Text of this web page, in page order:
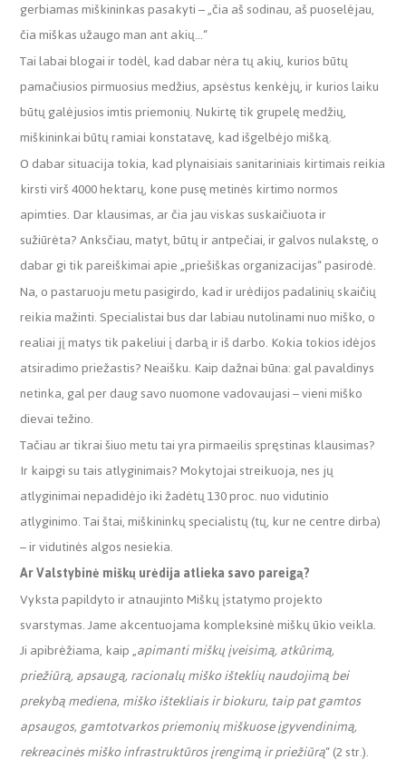
gerbiamas miškininkas pasakyti – „čia aš sodinau, aš puoselėjau,
čia miškas užaugo man ant akių…“
Tai labai blogai ir todėl, kad dabar nėra tų akių, kurios būtų
pamačiusios pirmuosius medžius, apsėstus kenkėjų, ir kurios laiku
būtų galėjusios imtis priemonių. Nukirtę tik grupelę medžių,
miškininkai būtų ramiai konstatavę, kad išgelbėjo mišką.
O dabar situacija tokia, kad plynaisiais sanitariniais kirtimais reikia
kirsti virš 4000 hektarų, kone pusę metinės kirtimo normos
apimties. Dar klausimas, ar čia jau viskas suskaičiuota ir
sužiūrėta? Anksčiau, matyt, būtų ir antpečiai, ir galvos nulakstę, o
dabar gi tik pareiškimai apie „priešiškas organizacijas“ pasirodė.
Na, o pastaruoju metu pasigirdo, kad ir urėdijos padalinių skaičių
reikia mažinti. Specialistai bus dar labiau nutolinami nuo miško, o
realiai jį matys tik pakeliui į darbą ir iš darbo. Kokia tokios idėjos
atsiradimo priežastis? Neaišku. Kaip dažnai būna: gal pavaldinys
netinka, gal per daug savo nuomone vadovaujasi – vieni miško
dievai težino.
Tačiau ar tikrai šiuo metu tai yra pirmaeilis spręstinas klausimas?
Ir kaipgi su tais atlyginimais? Mokytojai streikuoja, nes jų
atlyginimai nepadidėjo iki žadėtų 130 proc. nuo vidutinio
atlyginimo. Tai štai, miškininkų specialistų (tų, kur ne centre dirba)
– ir vidutinės algos nesiekia.
Ar Valstybinė miškų urėdija atlieka savo pareigą?
Vyksta papildyto ir atnaujinto Miškų įstatymo projekto
svarstymas. Jame akcentuojama kompleksinė miškų ūkio veikla.
Ji apibrėžiama, kaip „apimanti miškų įveisimą, atkūrimą,
priežiūrą, apsaugą, racionalų miško išteklių naudojimą bei
prekybą mediena, miško ištekliais ir biokuru, taip pat gamtos
apsaugos, gamtotvarkos priemonių miškuose įgyvendinimą,
rekreacinės miško infrastruktūros įrengimą ir priežiūrą“ (2 str.).